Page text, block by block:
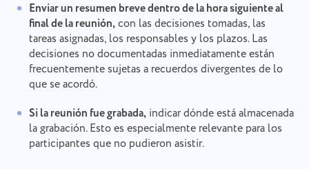
Enviar un resumen breve dentro de la hora siguiente al
final de la reunión,con las decisiones tomadas, las
tareas asignadas, los responsables y los plazos. Las
decisiones no documentadas inmediatamente están
frecuentemente sujetas a recuerdos divergentes de lo
que se acordó.
Si la reunión fue grabada,indicar dónde está almacenada
la grabación. Esto es especialmente relevante para los
participantes que no pudieron asistir.